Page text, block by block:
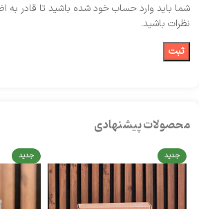
شما باید وارد حساب خود شده باشید تا قادر به
نظرات باشید.
محصولات پیشنهادی
جدید جدید